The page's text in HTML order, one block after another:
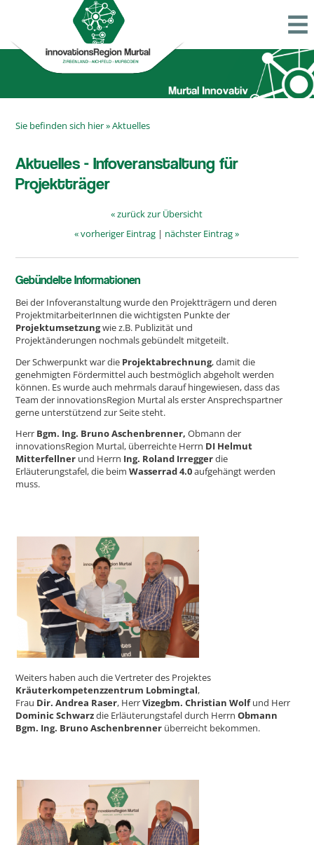
Sie befinden sich hier »Aktuelles
Aktuelles - Infoveranstaltung für
Projektträger
« zurück zur Übersicht
« vorheriger Eintrag | nächster Eintrag »
Gebündelte Informationen
Bei der Infoveranstaltung wurde den Projektträgern und deren
ProjektmitarbeiterInnen die wichtigsten Punkte der
Projektumsetzungwie z.B. Publizität und
Projektänderungen nochmals gebündelt mitgeteilt.
Der Schwerpunkt war die Projektabrechnung, damit die
genehmigten Fördermittel auch bestmöglich abgeholt werden
können. Es wurde auch mehrmals darauf hingewiesen, dass das
Team der innovationsRegion Murtal als erster Ansprechspartner
gerne unterstützend zur Seite steht.
Herr Bgm. Ing. Bruno Aschenbrenner, Obmann der
innovationsRegion Murtal, überreichte Herrn DI Helmut
Mitterfellner und Herrn Ing. Roland Irreggerdie
Erläuterungstafel, die beimWasserrad 4.0aufgehängt werden
muss.
Weiters haben auch die Vertreter des Projektes
Kräuterkompetenzzentrum Lobmingtal,
Frau Dir. Andrea Raser, HerrVizegbm. Christian Wolfund Herr
Dominic Schwarzdie Erläuterungstafel durch HerrnObmann
Bgm. Ing. Bruno Aschenbrenner überreicht bekommen.